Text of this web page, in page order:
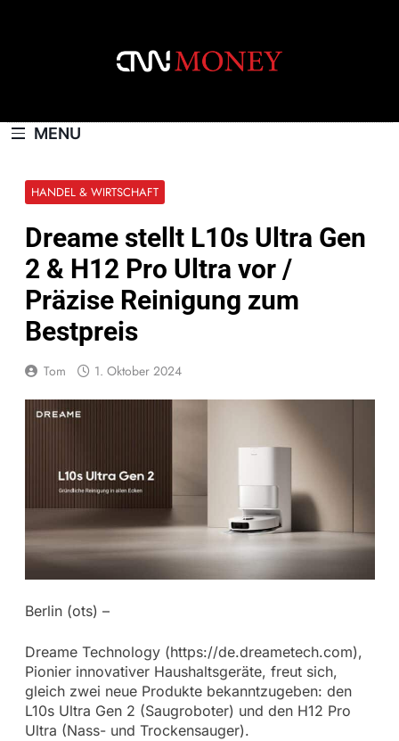
MENU
HANDEL & WIRTSCHAFT
Dreame stellt L10s Ultra Gen
2 & H12 Pro Ultra vor /
Präzise Reinigung zum
Bestpreis
Tom 1. Oktober 2024
Berlin (ots) –
Dreame Technology (https://de.dreametech.com),
Pionier innovativer Haushaltsgeräte, freut sich,
gleich zwei neue Produkte bekanntzugeben: den
L10s Ultra Gen 2 (Saugroboter) und den H12 Pro
Ultra (Nass- und Trockensauger).